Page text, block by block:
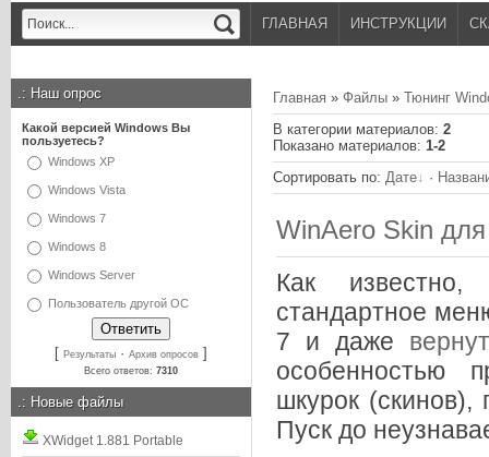
ГЛАВНАЯ ИНСТРУКЦИИ
.: Наш опрос
Какой версией Windows Вы
пользуетесь?
Windows XP
Windows Vista
Windows 7
Windows 8
Windows Server
Пользователь другой ОС
[ Результаты · Архив опросов ]
Всего ответов: 7310
.: Новые файлы
XWidget 1.881 Portable
Главная » Файлы » Тюнинг
В категории материалов: 2
Показано материалов: 1-2
Сортировать по: Дате ·
WinAero Skin
Как
стандартное
7 и даже
особенностью
шкурок
Пуск до